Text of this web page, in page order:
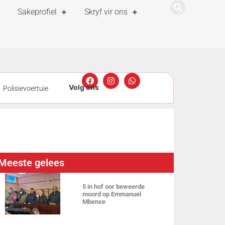
Sakeprofiel Skryf vir ons
Polisievoertuie
gelees
5 in hof oor beweerde
moord op Emmanuel
Mbense